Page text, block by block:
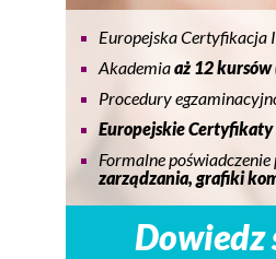
Europejska
Akademiaaż 12 kursów
Procedury
Europejskie Certyfikaty
Formalne
zarządzania, grafiki
Dowiedz